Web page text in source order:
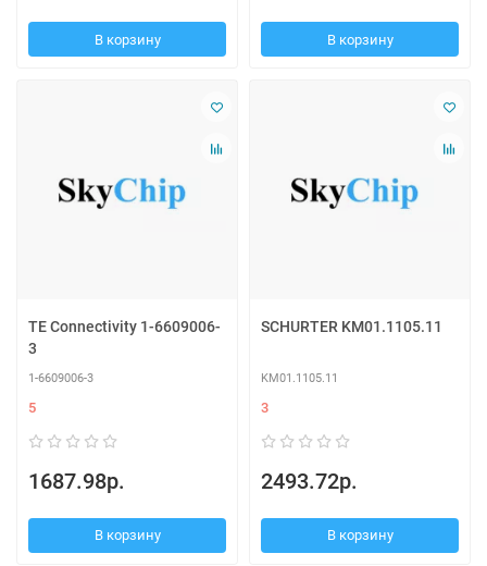
В корзину В корзину
TE Connectivity 1-6609006-
3
1-6609006-3
5
1687.98р.
В корзину
SCHURTER KM01.1105.11
KM01.1105.11
3
2493.72р.
В корзину